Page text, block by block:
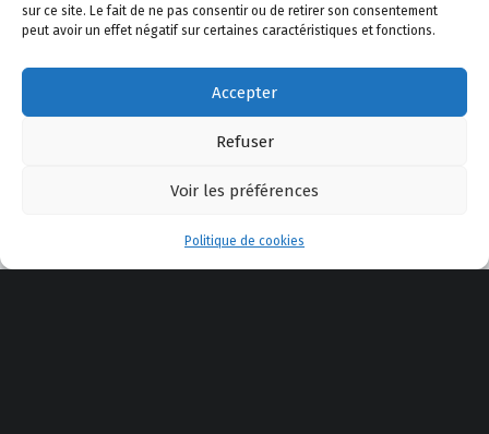
sur ce site. Le fait de ne pas consentir ou de retirer son consentement
peut avoir un effet négatif sur certaines caractéristiques et fonctions.
Accepter
Refuser
Voir les préférences
Politique de cookies
Menu
© 2026CEPPA |UsingModern WordPresstheme.|Back to top
Élément du menuÉlément du menuÉlément du menuÉlément du menuÉlément du menu Back to top ↑